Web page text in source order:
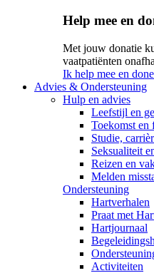
Help mee en
Met jouw donatie
vaatpatiënten
Ik help mee en
Advies & Ondersteuning
Hulp en advies
Leefstijl en
Toekomst en
Studie,
Seksualiteit
Reizen en
Melden
Ondersteuning
Hartverhalen
Praat met
Hartjournaal
Activiteiten